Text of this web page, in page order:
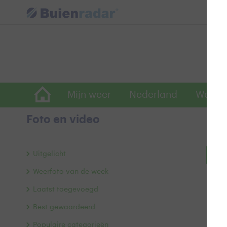
Mijn weer Nederland
Foto en video
Uitgelicht
Weerfoto van de week
Laatst toegevoegd
Best gewaardeerd
Populaire categorieën